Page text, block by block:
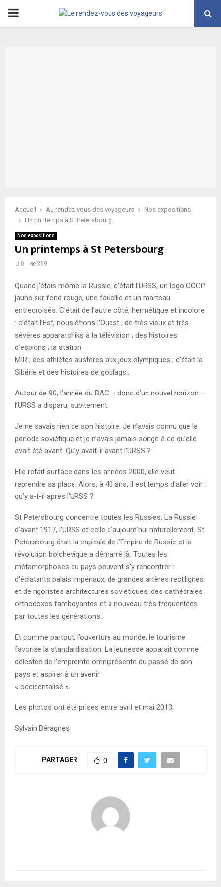
PRIMARY
Accueil Au rendez-vous des voyageurs
Nos expositions
Un printemps à St Petersbourg
Nos expositions
Un printemps à St Petersbourg
0 399
Quand j’étais môme la Russie, c’était l’URSS, un logo CCCP
jaune sur fond rouge, une faucille et un marteau
entrecroisés. C’était de l’autre côté, hermétique et incolore
: c’était l’Est, nous étions l’Ouest ; de très vieux et très
sévères apparatchiks à la télévision ; des histoires
d’espions ; la station
MIR ; des athlètes austères aux jeux olympiques ; c’était la
Sibérie et des histoires de goulags…
Autour de 90, l’année du BAC – donc d’un nouvel horizon –
l’URSS a disparu, subitement.
Je ne savais rien de son histoire. Je n’avais connu que la
période soviétique et je n’avais jamais songé à ce qu’elle
avait été avant. Qu’y avait-il avant l’URSS ?
Elle refait surface dans les années 2000, elle veut
reprendre sa place. Alors, à 40 ans, il est temps d’aller voir :
qu’y a-t-il après l’URSS ?
St Petersbourg concentre toutes les Russies. La Russie
d’avant 1917, l’URSS et celle d’aujourd’hui naturellement. St
Petersbourg était la capitale de l’Empire de Russie et la
révolution bolchevique a démarré là. Toutes les
métamorphoses du pays peuvent s’y rencontrer :
d’éclatants palais impériaux, de grandes artères rectilignes
et de rigoristes architectures soviétiques, des cathédrales
orthodoxes famboyantes et à nouveau très fréquentées
par toutes les générations.
Et comme partout, l’ouverture au monde, le tourisme
favorise la standardisation. La jeunesse apparaît comme
délestée de l’empreinte omniprésente du passé de son
pays et aspirer à un avenir
« occidentalisé ».
Les photos ont été prises entre avril et mai 2013.
Sylvain Béragnes
PARTAGER 0